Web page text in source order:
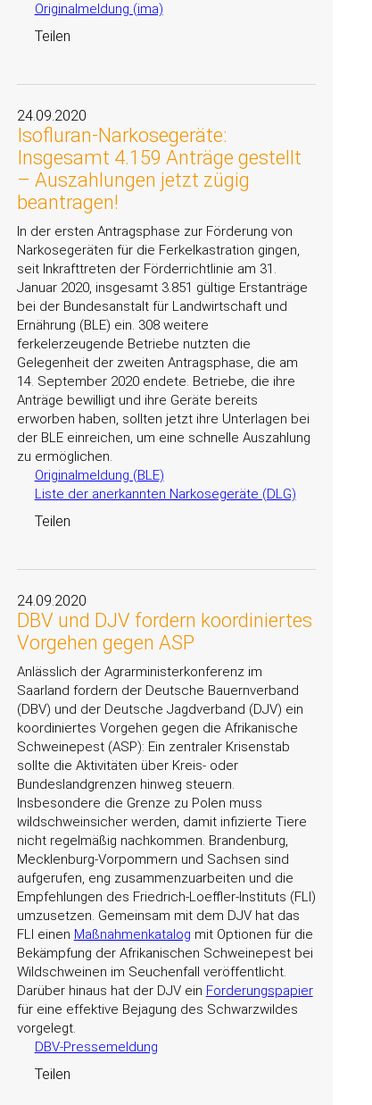
Originalmeldung (ima)
Teilen
24.09.2020
Isofluran-Narkosegeräte:
Insgesamt 4.159 Anträge gestellt
– Auszahlungen jetzt zügig
beantragen!
In der ersten Antragsphase zur Förderung von
Narkosegeräten für die Ferkelkastration gingen,
seit Inkrafttreten der Förderrichtlinie am 31.
Januar 2020, insgesamt 3.851 gültige Erstanträge
bei der Bundesanstalt für Landwirtschaft und
Ernährung (BLE) ein. 308 weitere
ferkelerzeugende Betriebe nutzten die
Gelegenheit der zweiten Antragsphase, die am
14. September 2020 endete. Betriebe, die ihre
Anträge bewilligt und ihre Geräte bereits
erworben haben, sollten jetzt ihre Unterlagen bei
der BLE einreichen, um eine schnelle Auszahlung
zu ermöglichen.
Originalmeldung (BLE)
Liste der anerkannten Narkosegeräte (DLG)
Teilen
24.09.2020
DBV und DJV fordern koordiniertes
Vorgehen gegen ASP
Anlässlich der Agrarministerkonferenz im
Saarland fordern der Deutsche Bauernverband
(DBV) und der Deutsche Jagdverband (DJV) ein
koordiniertes Vorgehen gegen die Afrikanische
Schweinepest (ASP): Ein zentraler Krisenstab
sollte die Aktivitäten über Kreis- oder
Bundeslandgrenzen hinweg steuern.
Insbesondere die Grenze zu Polen muss
wildschweinsicher werden, damit infizierte Tiere
nicht regelmäßig nachkommen. Brandenburg,
Mecklenburg-Vorpommern und Sachsen sind
aufgerufen, eng zusammenzuarbeiten und die
Empfehlungen des Friedrich-Loeffler-Instituts (FLI)
umzusetzen. Gemeinsam mit dem DJV hat das
FLI einen Maßnahmenkatalog mit Optionen für die
Bekämpfung der Afrikanischen Schweinepest bei
Wildschweinen im Seuchenfall veröffentlicht.
Darüber hinaus hat der DJV ein Forderungspapier
für eine effektive Bejagung des Schwarzwildes
vorgelegt.
DBV-Pressemeldung
Teilen